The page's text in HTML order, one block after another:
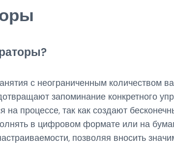
с неограниченным количеством
запоминание конкретного
на процессе, так как создают
в цифровом формате или на
позволяя вносить